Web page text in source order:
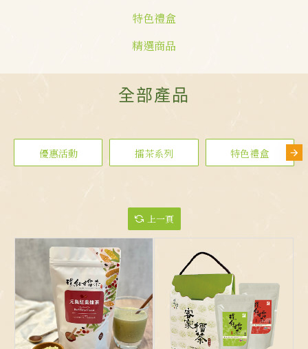
特色禮盒
精選商品
全部產品
優惠活動 擂茶系列 特色禮盒
上一頁